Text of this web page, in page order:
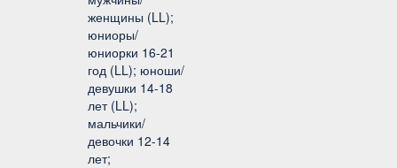
женщины (LL);
юниоры/
юниорки 16-21
год (LL); юноши/
девушки 14-18
лет (LL);
мальчики/
девочки 12-14
лет;